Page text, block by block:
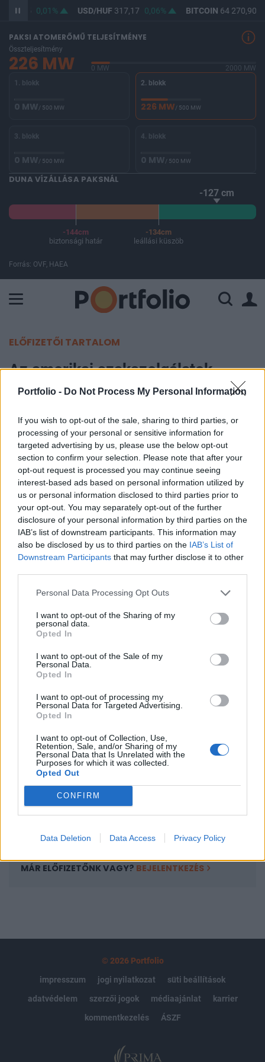
Portfolio - Do Not Process My Personal Information
If you wish to opt-out of the sale, sharing to third parties, or
processing of your personal or sensitive information for
targeted advertising by us, please use the below opt-out
section to confirm your selection. Please note that after your
opt-out request is processed you may continue seeing
interest-based ads based on personal information utilized by
us or personal information disclosed to third parties prior to
your opt-out. You may separately opt-out of the further
disclosure of your personal information by third parties on the
IAB’s list of downstream participants. This information may
also be disclosed by us to third parties on the IAB’s List of
Downstream Participants that may further disclose it to other
Personal Data Processing Opt Outs
I want to opt-out of the Sharing of my
personal data.
Opted In
I want to opt-out of the Sale of my
Personal Data.
Opted In
I want to opt-out of processing my
Personal Data for Targeted Advertising.
Opted In
I want to opt-out of Collection, Use,
Retention, Sale, and/or Sharing of my
Personal Data that Is Unrelated with the
Purposes for which it was collected.
Opted Out
CONFIRM
Data Deletion Data Access Privacy Policy
365,45 0,01% USD/HUF317,17 0,06% BITCOIN 64 270,90
PAKSI ATOMERŐMŰ TELJESÍTMÉNYE
Összteljesítmény
226 MW 0 MW
2000 MW
1. blokk
0 MW/ 500 MW
2. blokk
226 MW/ 500 MW
3. blokk
0 MW/ 500 MW
4. blokk
0 MW/ 500 MW
DUNA VÍZÁLLÁSA PAKSNÁL
-127 cm
-144cm
biztonsági határ
-134cm
leállási küszöb
Forrás: OVF, HAEA
ELŐFIZETŐI TARTALOM
Az amerikai szakszolgálatok
titokban támadást indítottak Irán
MTI
2019. június 23. 08:20
Az Egyesült Államok fegyveres erőinek
szakszolgálatai kibernetikai támadást indítottak a
héten Irán ellen, megtorlandó az amerikai drón
lelövését - jelentette a sajtó.
A Washington Post szerint az egyik támadás az iráni
ellen irányult, amely a Hormuzi-szorosban a hajóforgalmat
ellenőrzi. A támadásokat már hosszabb ideje tervezték,
először azért akartak visszavágni, mert állítólag iráni
szabotőrök pár hete megrongáltak két...
KEDVES OLVASÓNK!
A keresett cikk a portfolio.hu hírarchívumához
tartozik, melynek olvasása előfizetéses
Az előfizetés a következőket tartalmazza:
Portfolio.hu teljes cikkarchívum
Kötéslisták: BÉT elmúlt 2 év napon belüli
kötéslistái
MÁR ELŐFIZETŐNK VAGY? BEJELENTKEZÉS
© 2026 Portfolio
impresszum
jogi nyilatkozat
süti beállítások
adatvédelem
szerzői jogok médiaajánlat
karrier
kommentkezelés
ÁSZF